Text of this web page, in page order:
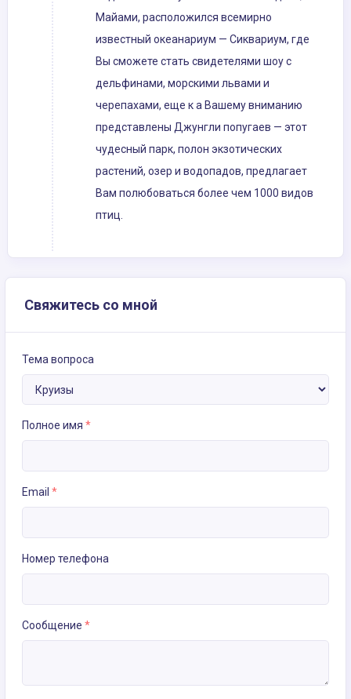
Майами, расположился всемирно
известный океанариум — Сиквариум, где
Вы сможете стать свидетелями шоу с
дельфинами, морскими львами и
черепахами, еще к а Вашему вниманию
представлены Джунгли попугаев — этот
чудесный парк, полон экзотических
растений, озер и водопадов, предлагает
Вам полюбоваться более чем 1000 видов
птиц.
Свяжитесь со мной
Тема вопроса
Полное имя *
Email *
Номер телефона
Сообщение *